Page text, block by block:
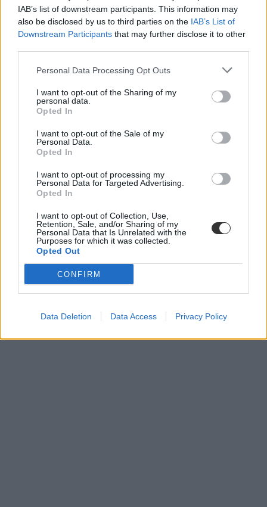
IAB’s list of downstream participants. This information may
also be disclosed by us to third parties on the IAB’s List of
Downstream Participants that may further disclose it to other
Personal Data Processing Opt Outs
I want to opt-out of the Sharing of my
personal data.
Opted In
I want to opt-out of the Sale of my
Personal Data.
Opted In
I want to opt-out of processing my
Personal Data for Targeted Advertising.
Opted In
I want to opt-out of Collection, Use,
Retention, Sale, and/or Sharing of my
Personal Data that Is Unrelated with the
Purposes for which it was collected.
Opted Out
CONFIRM
Data Deletion Data Access Privacy Policy
diákigazolvány
diákigazolvány érvényesség
meddig érvényes a diákigazolvány